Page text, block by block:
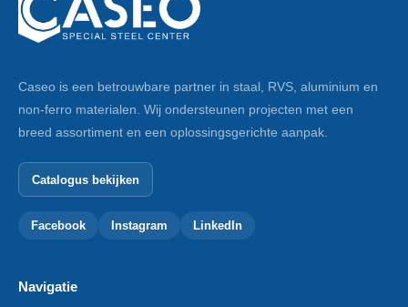
Caseo is een betrouwbare partner in staal, RVS, aluminium en
non-ferro materialen. Wij ondersteunen projecten met een
breed assortiment en een oplossingsgerichte aanpak.
Catalogus bekijken
Facebook Instagram LinkedIn
Navigatie